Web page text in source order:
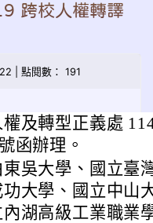
跨校人權轉譯
| 點閱數： 191
及轉型正義處
函辦理。
吳大學、國立臺
大學、國立中山
湖高級工業職業